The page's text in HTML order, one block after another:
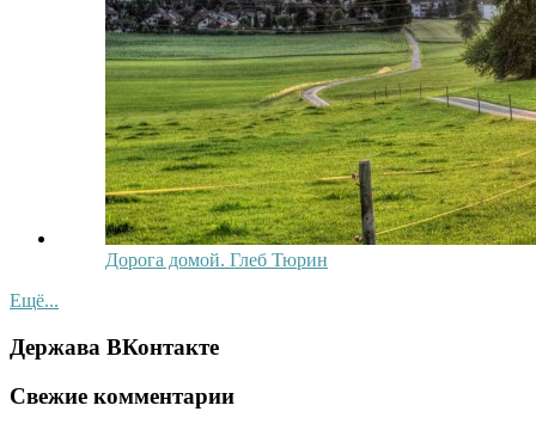
Дорога домой. Глеб Тюрин
Ещё...
Держава ВКонтакте
Свежие комментарии